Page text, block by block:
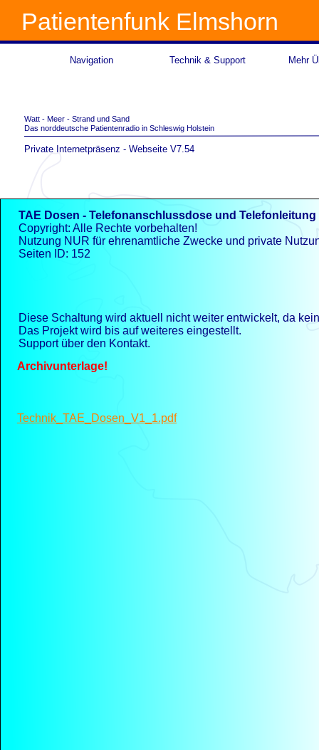
Navigation Technik & Support Mehr
Watt - Meer - Strand und Sand
Das norddeutsche Patientenradio in Schleswig Holstein
Patientenfunk Elmshorn
Private Internetpräsenz - Webseite V7.54
TAE Dosen - Telefonanschlussdose und Telefonleitung
Copyright: Alle Rechte vorbehalten!
Nutzung NUR für ehrenamtliche Zwecke und private
Seiten ID: 152
Diese Schaltung wird aktuell nicht weiter entwickelt, da
Das Projekt wird bis auf weiteres eingestellt.
Support über den Kontakt.
Archivunterlage!
Technik_TAE_Dosen_V1_1.pdf